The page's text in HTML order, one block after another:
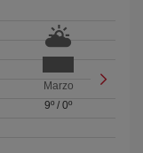
Marzo
9º /0º